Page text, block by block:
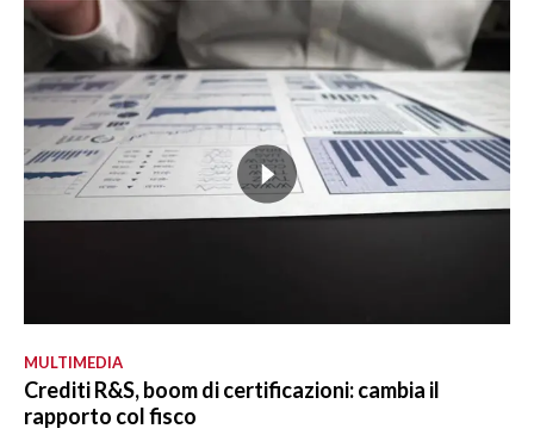
MULTIMEDIA
Crediti R&S, boom di certificazioni: cambia il
rapporto col fisco